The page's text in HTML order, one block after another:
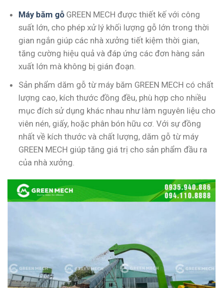
Máy băm gỗGREEN MECH được thiết kế với công
suất lớn, cho phép xử lý khối lượng gỗ lớn trong thời
gian ngắn giúp các nhà xưởng tiết kiệm thời gian,
tăng cường hiệu quả và đáp ứng các đơn hàng sản
xuất lớn mà không bị gián đoạn.
Sản phẩm dăm gỗ từ máy băm GREEN MECH có chất
lượng cao, kích thước đồng đều, phù hợp cho nhiều
mục đích sử dụng khác nhau như làm nguyên liệu cho
viên nén, giấy, hoặc phân bón hữu cơ. Với sự đồng
nhất về kích thước và chất lượng, dăm gỗ từ máy
GREEN MECH giúp tăng giá trị cho sản phẩm đầu ra
của nhà xưởng.